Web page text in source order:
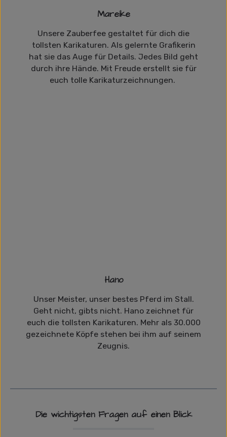
Mareike
Unsere Zauberfee gestaltet für dich die
tollsten Karikaturen. Als gelernte Grafikerin
hat sie das Auge für Details. Jedes Bild geht
durch ihre Hände. Mit Freude erstellt sie für
euch tolle Karikaturzeichnungen.
Hano
Unser Meister, unser bestes Pferd im Stall.
Geht nicht, gibts nicht. Hano zeichnet für
euch die tollsten Karikaturen. Mehr als 30.000
gezeichnete Köpfe stehen bei ihm auf seinem
Zeugnis.
Die wichtigsten Fragen auf einen Blick